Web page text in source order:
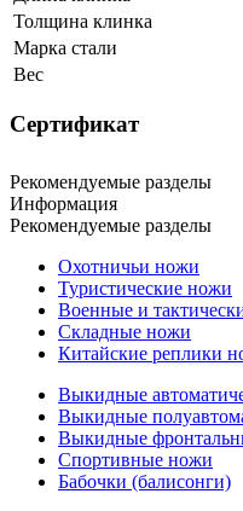
Толщина клинка
Марка стали
Вес
Сертификат
Рекомендуемые разделы
Информация
Рекомендуемые разделы
Охотничьи ножи
Туристические ножи
Военные и
Складные ножи
Китайские реплики
Выкидные
Выкидные
Выкидные
Спортивные ножи
Бабочки (балисонги)